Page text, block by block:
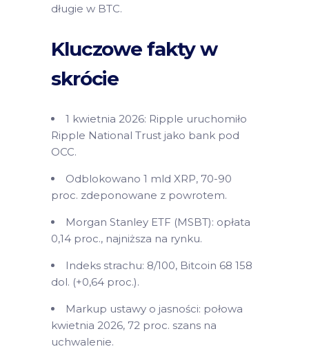
długie w BTC.
Kluczowe fakty w
skrócie
1 kwietnia 2026: Ripple uruchomiło
Ripple National Trust jako bank pod
OCC.
Odblokowano 1 mld XRP, 70-90
proc. zdeponowane z powrotem.
Morgan Stanley ETF (MSBT): opłata
0,14 proc., najniższa na rynku.
Indeks strachu: 8/100, Bitcoin 68 158
dol. (+0,64 proc.).
Markup ustawy o jasności: połowa
kwietnia 2026, 72 proc. szans na
uchwalenie.